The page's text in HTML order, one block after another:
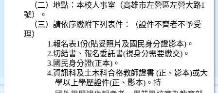
（二）地點：本校人事室（高雄市左營區左營大路1
號）。
（三） 請依序繳附下列表件：（證件不齊者不予受
理）
1.報名表1份(貼妥照片及國民身分證影本) 。
2.切結書、報名委託書(視身分需要繳交) 。
3. 國民身分證(正本) 。
4.資訊科及土木科合格教師證書 (正、影本)或大
學以上學歷證件(正、影本) 。 持